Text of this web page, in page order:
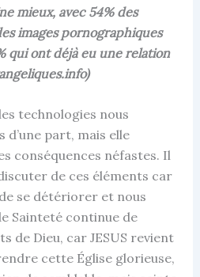
mieux, avec 54% des
images pornographiques
qui ont déjà eu une relation
technologies nous
d’une part, mais elle
conséquences néfastes. Il
de ces éléments car
se détériorer et nous
Sainteté continue de
de Dieu, car JESUS revient
cette Église glorieuse,